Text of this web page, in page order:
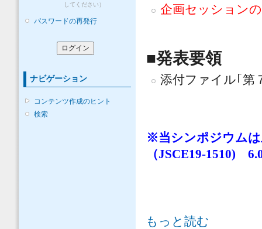
してください）
パスワードの再発行
ナビゲーション
コンテンツ作成のヒント
検索
企画セッション
■発表要領
添付ファイル｢第
※当シンポジウムは
（JSCE19-1510)
第７回河川堤防技術シンポジウム に
もっと読む